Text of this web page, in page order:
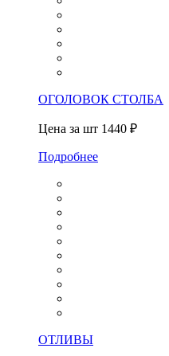
ОГОЛОВОК СТОЛБА
Цена за шт 1440 ₽
Подробнее
ОТЛИВЫ